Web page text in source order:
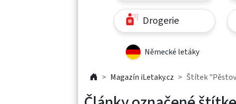
Drogerie
Německé letáky
Magazín iLetaky.cz Štítek